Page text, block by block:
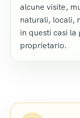
alcune visite,
naturali, locali,
in questi casi la
proprietario.